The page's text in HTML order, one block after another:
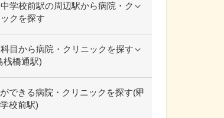
学校前駅の周辺駅から病院・ク
クを探す
目から病院・クリニックを探す
桟橋通駅)
できる病院・クリニックを探す(甲
校前駅)